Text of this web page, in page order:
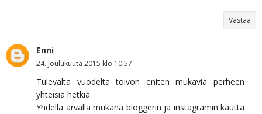
Vastaa
Enni
24. joulukuuta 2015 klo 10.57
Tulevalta vuodelta toivon eniten mukavia perheen
yhteisiä hetkiä.
Yhdellä arvalla mukana bloggerin ja instagramin kautta